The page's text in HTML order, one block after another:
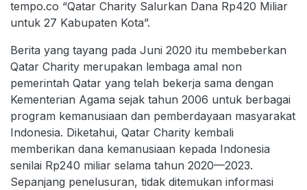
tempo.co “Qatar Charity Salurkan Dana Rp420 Miliar
untuk 27 Kabupaten Kota”.
Berita yang tayang pada Juni 2020 itu membeberkan
Qatar Charity merupakan lembaga amal non
pemerintah Qatar yang telah bekerja sama dengan
Kementerian Agama sejak tahun 2006 untuk berbagai
program kemanusiaan dan pemberdayaan masyarakat
Indonesia. Diketahui, Qatar Charity kembali
memberikan dana kemanusiaan kepada Indonesia
senilai Rp240 miliar selama tahun 2020—2023.
Sepanjang penelusuran, tidak ditemukan informasi